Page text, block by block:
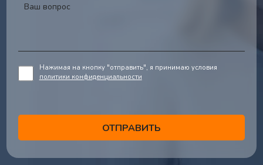
Нажимая на кнопку "отправить", я принимаю условия
политики конфиденциальности